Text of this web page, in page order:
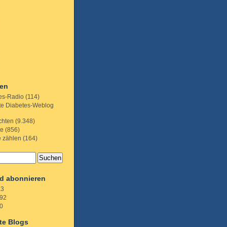
Radio (114)
Diabetes-Weblog
(9.348)
(856)
zählen (164)
abonnieren
Blogs